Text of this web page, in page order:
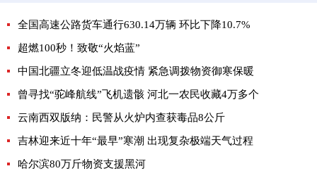
全国高速公路货车通行630.14万辆 环比下降10.7%
超燃100秒！致敬“火焰蓝”
中国北疆立冬迎低温战疫情 紧急调拨物资御寒保暖
曾寻找“驼峰航线”飞机遗骸 河北一农民收藏4万多个
云南西双版纳：民警从火炉内查获毒品8公斤
吉林迎来近十年“最早”寒潮 出现复杂极端天气过程
哈尔滨80万斤物资支援黑河